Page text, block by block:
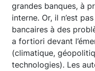
grandes banques, à
interne. Or, il n’est
bancaires à des
a fortiori devant
(climatique,
technologies). Les